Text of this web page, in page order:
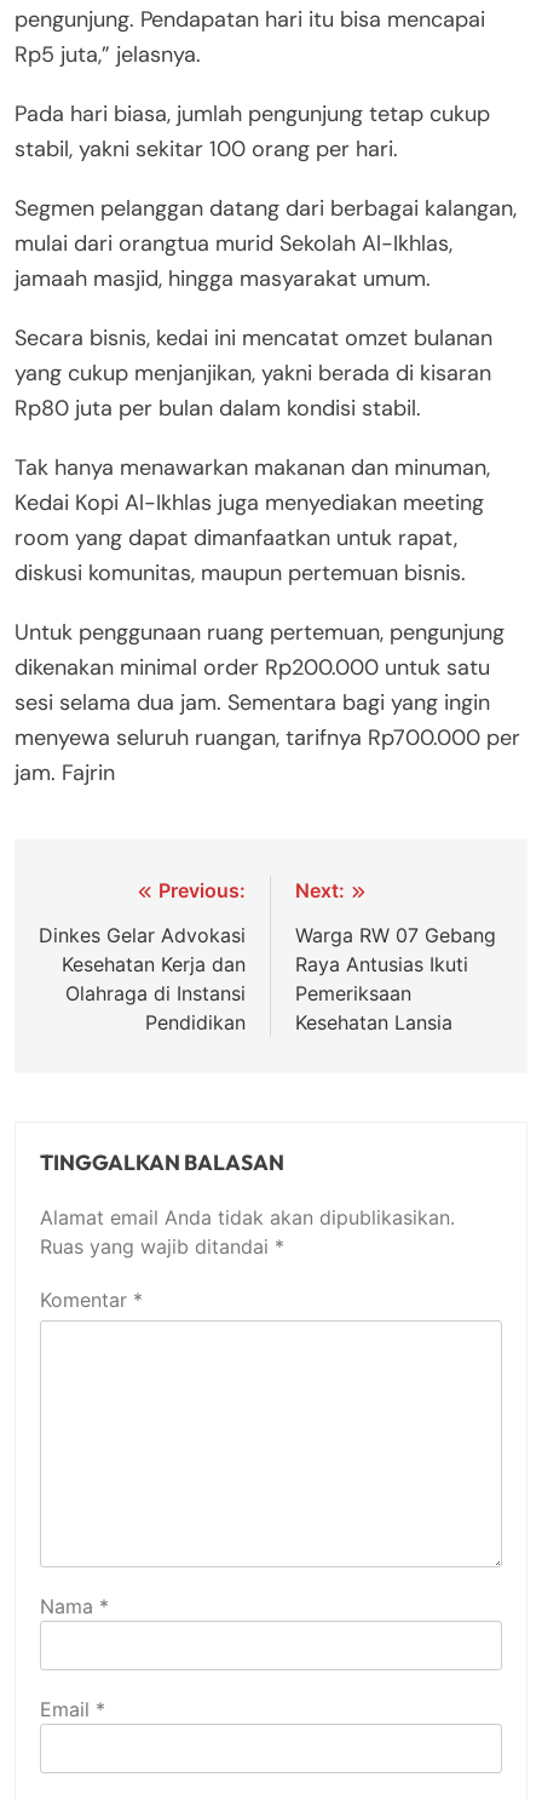
pengunjung. Pendapatan hari itu bisa mencapai
Rp5 juta,” jelasnya.
Pada hari biasa, jumlah pengunjung tetap cukup
stabil, yakni sekitar 100 orang per hari.
Segmen pelanggan datang dari berbagai kalangan,
mulai dari orangtua murid Sekolah Al-Ikhlas,
jamaah masjid, hingga masyarakat umum.
Secara bisnis, kedai ini mencatat omzet bulanan
yang cukup menjanjikan, yakni berada di kisaran
Rp80 juta per bulan dalam kondisi stabil.
Tak hanya menawarkan makanan dan minuman,
Kedai Kopi Al-Ikhlas juga menyediakan meeting
room yang dapat dimanfaatkan untuk rapat,
diskusi komunitas, maupun pertemuan bisnis.
Untuk penggunaan ruang pertemuan, pengunjung
dikenakan minimal order Rp200.000 untuk satu
sesi selama dua jam. Sementara bagi yang ingin
menyewa seluruh ruangan, tarifnya Rp700.000 per
jam. Fajrin
Navigasi
pos
Previous:
Dinkes Gelar Advokasi
Kesehatan Kerja dan
Olahraga di Instansi
Pendidikan
Next:
Warga RW 07 Gebang
Raya Antusias Ikuti
Pemeriksaan
Kesehatan Lansia
TINGGALKAN BALASAN
Alamat email Anda tidak akan dipublikasikan.
Ruas yang wajib ditandai *
Komentar *
Nama *
Email *